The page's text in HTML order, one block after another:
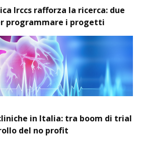
Irccs rafforza la ricerca: due
programmare i progetti
in Italia: tra boom di trial
del no profit